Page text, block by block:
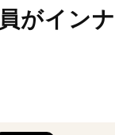
がイン